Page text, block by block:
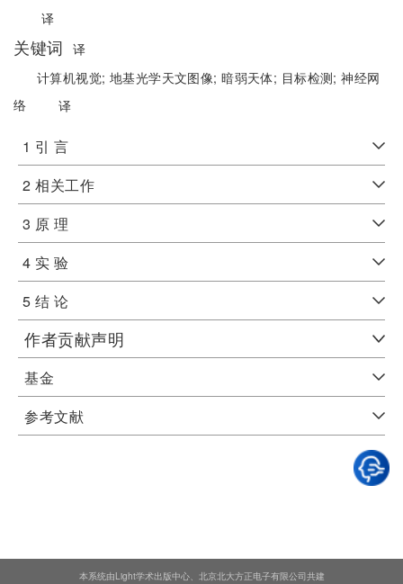
译
关键词
译
计算机视觉; 地基光学天文图像;暗弱天体; 目标检测;神经网
络
译
1 引 言
2 相关工作
3 原 理
4 实 验
5 结 论
作者贡献声明
基金
参考文献
本系统由Light学术出版中心、北京北大方正电子有限公司共建